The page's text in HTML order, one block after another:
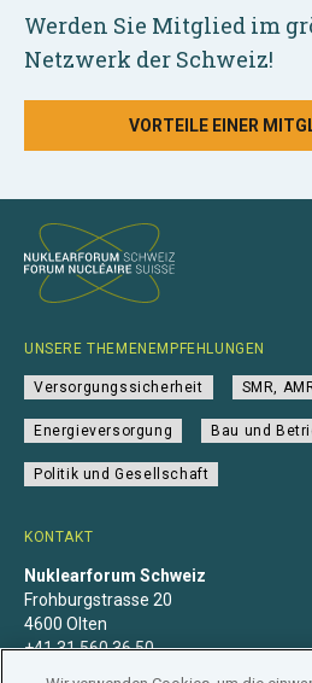
Werden Sie Mitglied im
Netzwerk der Schweiz!
VORTEILE EINER
KONTAKT
Nuklearforum Schweiz
Frohburgstrasse 20
4600 Olten
+41 31 560 36 50
UNSERE THEMENEMPFEHLUNGEN
Versorgungssicherheit SMR,
Energieversorgung Bau und
Politik und Gesellschaft